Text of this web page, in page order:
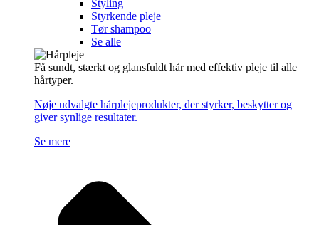
Styling
Styrkende pleje
Tør shampoo
Se alle
Få sundt, stærkt og glansfuldt hår med effektiv pleje til alle
hårtyper.
Nøje udvalgte hårplejeprodukter, der styrker, beskytter og
giver synlige resultater.
Se mere